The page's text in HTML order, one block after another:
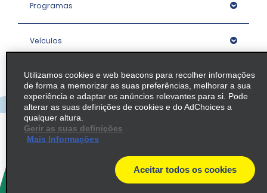
Programas
Veículos
Agências
Empresa
Política / Mapa do Site
Utilizamos cookies e web beacons para recolher informações
de forma a memorizar as suas preferências, melhorar a sua
experiência e adaptar os anúncios relevantes para si. Pode
alterar as suas definições de cookies e do AdChoices a
qualquer altura.
Gerir as suas definições
Mais Informações
Aceitar todos os cookies